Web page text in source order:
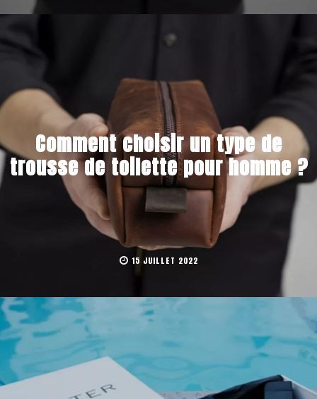
Comment choisir un type de
trousse de toilette pour homme ?
15 JUILLET 2022